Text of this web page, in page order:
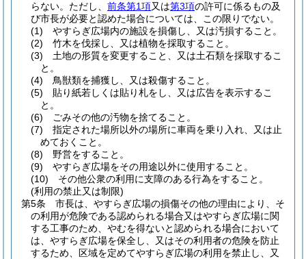
らない。 ただし、 前条第1項又は第3項の許可に係るもの及
び市長が必要と認めた場合については、この限りでない。
(1)
やすらぎ広場内の施設を損傷し、又は汚損すること。
(2)
竹木を伐採し、又は植物を採取すること。
(3)
土地の形質を変更すること、又は土石類を採取するこ
と。
(4)
鳥獣類を捕獲し、又は殺傷すること。
(5)
貼り紙若しくは貼り札をし、又は広告を表示するこ
と。
(6)
ごみその他の汚物を捨てること。
(7)
指定された場所以外の場所に車両を乗り入れ、又は止
めておくこと。
(8)
野営をすること。
(9)
やすらぎ広場をその用途以外に使用すること。
(10)
その他公衆の利用に支障のある行為をすること。
(利用の禁止又は制限)
第5条
市長は、やすらぎ広場の損傷その他の理由により、そ
の利用が危険である認められる場合又はやすらぎ広場に関
する工事のため、やむを得ないと認められる場合において
は、やすらぎ広場を保全し、又はその利用者の危険を防止
するため、区域を定めてやすらぎ広場の利用を禁止し、又